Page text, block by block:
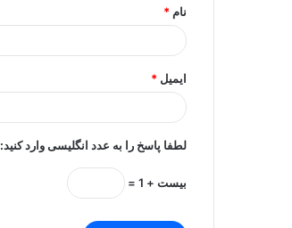
نام *
ایمیل *
لطفا پاسخ را به عدد انگلیسی وارد کنید:
بیست + 1 =